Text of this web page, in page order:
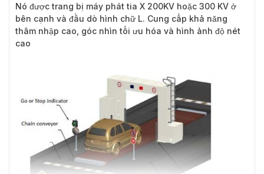
Nó được trang bị máy phát tia X 200KV hoặc 300 KV ở
bên cạnh và đầu dò hình chữ L. Cung cấp khả năng
thâm nhập cao, góc nhìn tối ưu hóa và hình ảnh độ nét
cao